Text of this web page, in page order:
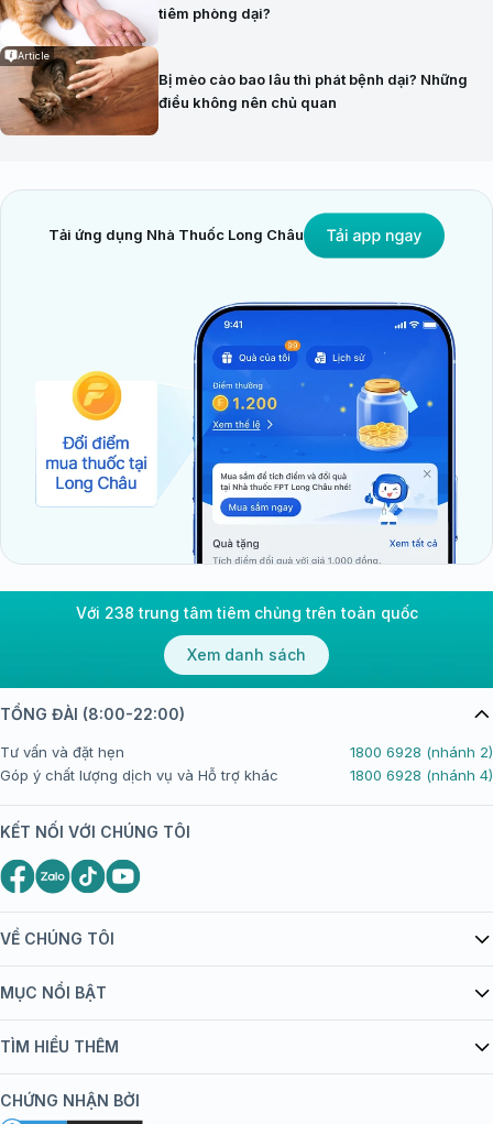
tiêm phòng dại?
Article
Bị mèo cào bao lâu thì phát bệnh dại? Những
điều không nên chủ quan
Tải ứng dụng Nhà Thuốc Long Châu
Với 238 trung tâm tiêm chủng trên toàn quốc
Xem danh sách
VỀ CHÚNG TÔI
Giới thiệu Tiêm Chủng FPT Long Châu
bán hàng
Chính sách nội dung
MỤC NỔI BẬT
Danh mục vắc xin
TÌM HIỂU THÊM
Khuyến mãi
CHỨNG NHẬN BỞI
TỔNG ĐÀI (8:00-22:00)
Tư vấn và đặt hẹn
1800 6928 (nhánh 2)
Góp ý chất lượng dịch vụ và Hỗ trợ khác
1800 6928 (nhánh 4)
KẾT NỐI VỚI CHÚNG TÔI